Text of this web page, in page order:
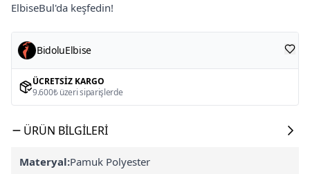
ElbiseBul'da keşfedin!
BidoluElbise
ÜCRETSIZ KARGO
9.600₺ üzeri siparişlerde
ÜRÜN BILGILERI
Materyal:Pamuk Polyester